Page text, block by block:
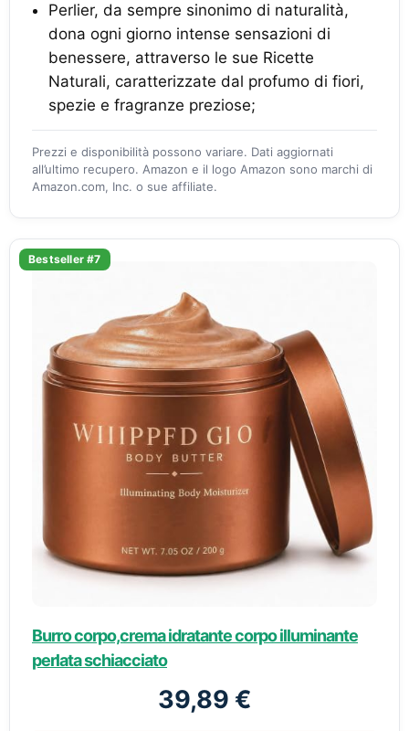
Perlier, da sempre sinonimo di naturalità,
dona ogni giorno intense sensazioni di
benessere, attraverso le sue Ricette
Naturali, caratterizzate dal profumo di fiori,
spezie e fragranze preziose;
Prezzi e disponibilità possono variare. Dati aggiornati
all’ultimo recupero. Amazon e il logo Amazon sono marchi di
Amazon.com, Inc. o sue affiliate.
Bestseller #7
Burro corpo,crema idratante corpo illuminante
perlata schiacciato
39,89 €